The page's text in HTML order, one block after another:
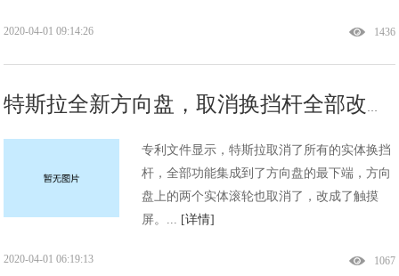
1436
2020-04-01 09:14:26
特斯拉全新方向盘，取消换挡杆全部改触摸控制
专利文件显示，特斯拉取消了所有的实体换挡
杆，全部功能集成到了方向盘的最下端，方向
盘上的两个实体滚轮也取消了，改成了触摸
屏。... [详情]
1067
2020-04-01 06:19:13